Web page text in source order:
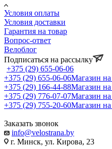
Условия оплаты
Условия доставки
Гарантия на товар
Вопрос-ответ
Велоблог
Подписаться на рассылку
+375 (29) 655-06-06
+375 (29) 655-06-06Магазин
+375 (29) 166-44-88Магазин
+375 (29) 776-07-07Магазин
+375 (29) 755-20-60Магазин
Заказать звонок
info@velostrana.by
г. Минск, ул. Кирова, 23